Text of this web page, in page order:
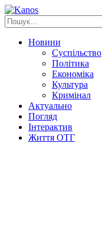
Новини
Суспільство
Політика
Економіка
Культура
Кримінал
Актуально
Погляд
Інтерактив
Життя ОТГ